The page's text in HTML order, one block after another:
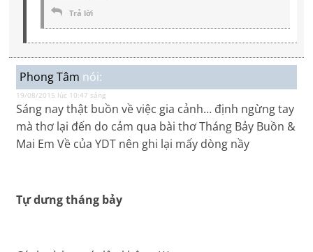
Trả lời
Phong Tâm nói:
19/08/2015 lúc 10:47 sáng
Sáng nay thật buồn về việc gia cảnh… định ngừng tay
mà thơ lại đến do cảm qua bài thơ Tháng Bảy Buồn &
Mai Em Về của YDT nên ghi lại mấy dòng nầy
Tự dưng tháng bảy